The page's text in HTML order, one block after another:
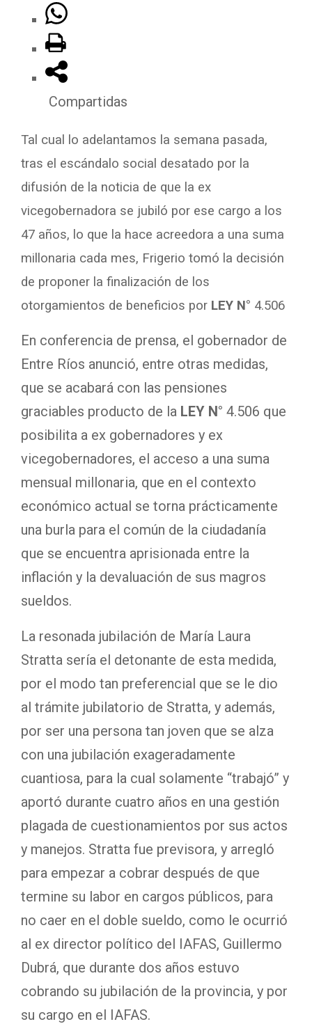
Compartidas
Tal cual lo adelantamos la semana pasada,
tras el escándalo social desatado por la
difusión de la noticia de que la ex
vicegobernadora se jubiló por ese cargo a los
47 años, lo que la hace acreedora a una suma
millonaria cada mes, Frigerio tomó la decisión
de proponer la finalización de los
otorgamientos de beneficios por LEY N° 4.506
En conferencia de prensa, el gobernador de
Entre Ríos anunció, entre otras medidas,
que se acabará con las pensiones
graciables producto de la LEY N° 4.506 que
posibilita a ex gobernadores y ex
vicegobernadores, el acceso a una suma
mensual millonaria, que en el contexto
económico actual se torna prácticamente
una burla para el común de la ciudadanía
que se encuentra aprisionada entre la
inflación y la devaluación de sus magros
sueldos.
La resonada jubilación de María Laura
Stratta sería el detonante de esta medida,
por el modo tan preferencial que se le dio
al trámite jubilatorio de Stratta, y además,
por ser una persona tan joven que se alza
con una jubilación exageradamente
cuantiosa, para la cual solamente “trabajó” y
aportó durante cuatro años en una gestión
plagada de cuestionamientos por sus actos
y manejos. Stratta fue previsora, y arregló
para empezar a cobrar después de que
termine su labor en cargos públicos, para
no caer en el doble sueldo, como le ocurrió
al ex director político del IAFAS, Guillermo
Dubrá, que durante dos años estuvo
cobrando su jubilación de la provincia, y por
su cargo en el IAFAS.